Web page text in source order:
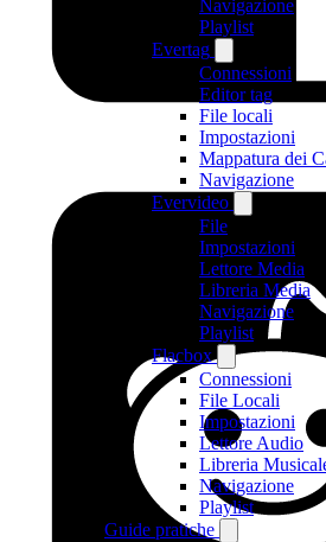
Navigazione
Playlist
Evertag
Connessioni
Editor tag
File locali
Impostazioni
Mappatura dei
Navigazione
Evervideo
File
Impostazioni
Lettore Media
Libreria Media
Navigazione
Playlist
Flacbox
Connessioni
File Locali
Impostazioni
Lettore Audio
Libreria
Navigazione
Playlist
Guide pratiche